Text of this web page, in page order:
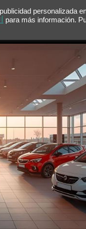
personalizada
para más información.